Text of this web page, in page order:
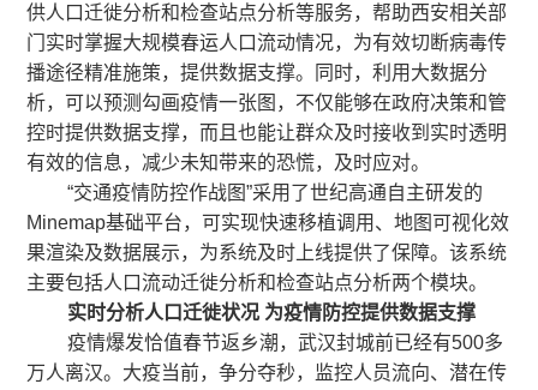
供人口迁徙分析和检查站点分析等服务，帮助西安相关部
门实时掌握大规模春运人口流动情况，为有效切断病毒传
播途径精准施策，提供数据支撑。同时，利用大数据分
析，可以预测勾画疫情一张图，不仅能够在政府决策和管
控时提供数据支撑，而且也能让群众及时接收到实时透明
有效的信息，减少未知带来的恐慌，及时应对。
“交通疫情防控作战图”采用了世纪高通自主研发的
Minemap基础平台，可实现快速移植调用、地图可视化效
果渲染及数据展示，为系统及时上线提供了保障。该系统
主要包括人口流动迁徙分析和检查站点分析两个模块。
实时分析人口迁徙状况 为疫情防控提供数据支撑
疫情爆发恰值春节返乡潮，武汉封城前已经有500多
万人离汉。大疫当前，争分夺秒，监控人员流向、潜在传